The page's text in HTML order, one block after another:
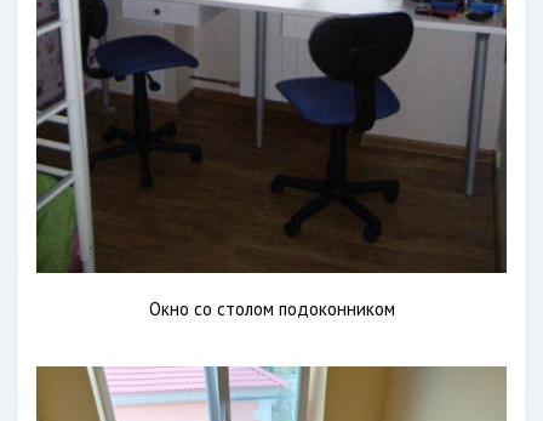
Окно со столом подоконником